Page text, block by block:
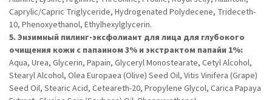
Caprylic/Capric Triglyceride, Hydrogenated Polydecene, Trideceth-
10, Phenoxyethanol, Ethylhexylglycerin.
5. Энзимный пилинг-эксфолиант для лица для глубокого
очищения кожи с папаином 3% и экстрактом папайи 1%:
Aqua, Urea, Glycerin, Papain, Glyceryl Monostearate, Cetyl Alcohol,
Stearyl Alcohol, Olea Europaea (Olive) Seed Oil, Vitis Vinifera (Grape)
Seed Oil, Stearic Acid, Ceteareth-20, Propylene Glycol, Carica Papaya